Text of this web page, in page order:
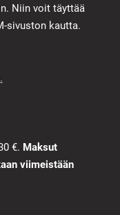
Niin voit täyttää
sivuston kautta.
€. Maksut
viimeistään